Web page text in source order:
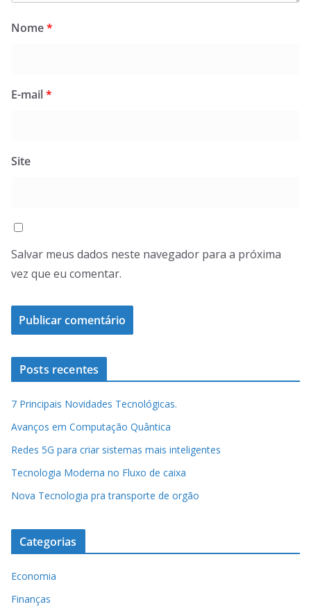
Nome*
E-mail*
Site
Salvar meus dados neste navegador para a próxima
vez que eu comentar.
Posts recentes
7 Principais Novidades Tecnológicas.
Avanços em Computação Quântica
Redes 5G para criar sistemas mais inteligentes
Tecnologia Moderna no Fluxo de caixa
Nova Tecnologia pra transporte de orgão
Categorias
Economia
Finanças